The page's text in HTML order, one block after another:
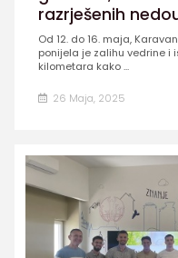
razrješenih
Od 12. do 16. maja,
ponijela je zalihu vedrine i
kilometara kako ...
26 Maja, 2025